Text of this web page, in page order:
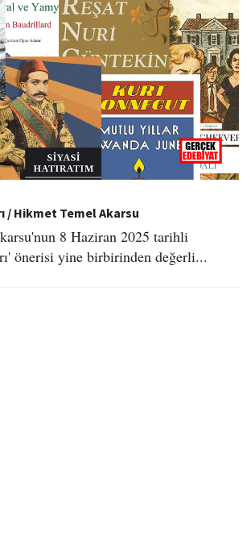
/ Hikmet Temel Akarsu
8 Haziran 2025 tarihli
önerisi yine birbirinden değerli...